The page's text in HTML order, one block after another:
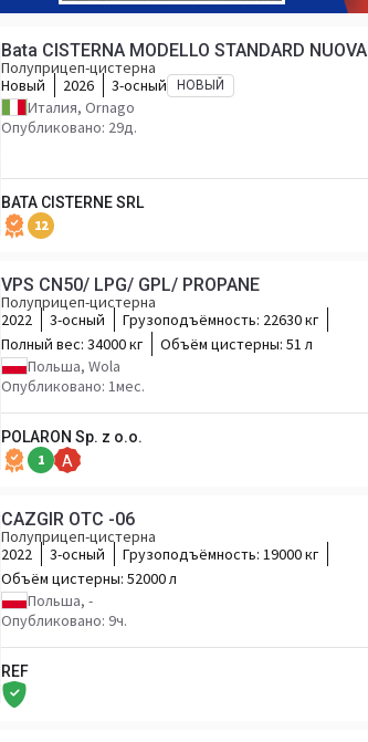
Bata CISTERNA MODELLO STANDARD NUOVA
Полуприцеп-цистерна
Новый
2026 3-осный НОВЫЙ
Италия, Ornago
Опубликовано: 29д.
BATA CISTERNE SRL
12
VPS CN50/ LPG/ GPL/ PROPANE
Полуприцеп-цистерна
2022
3-осный Грузоподъёмность: 22630 кг
Полный вес: 34000 кг Объём цистерны: 51 л
Польша, Wola
Опубликовано: 1мес.
POLARON Sp. z o.o.
1 A
CAZGIR OTC -06
Полуприцеп-цистерна
2022
3-осный Грузоподъёмность: 19000 кг
Объём цистерны: 52000 л
Польша, -
Опубликовано: 9ч.
REF